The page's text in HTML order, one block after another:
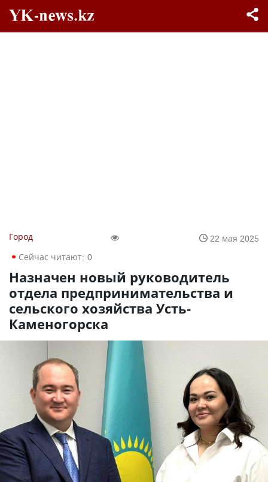
Город
22 мая 2025
Сейчас читают: 0
Назначен новый руководитель
отдела предпринимательства и
сельского хозяйства Усть-
Каменогорска